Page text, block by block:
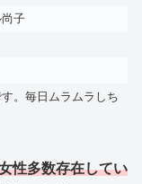
子
。毎日ムラムラしち
性多数存在してい